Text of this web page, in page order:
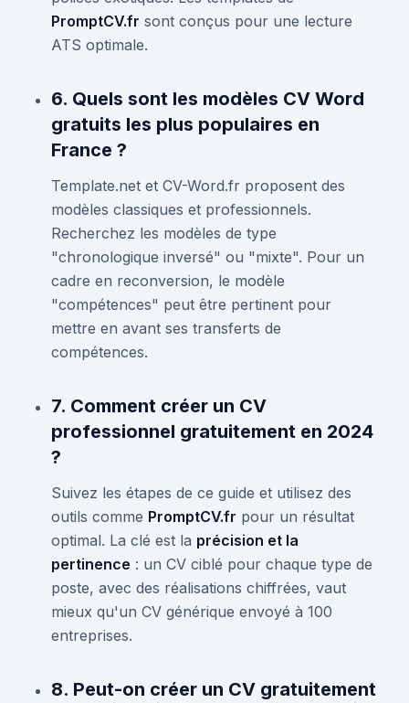
PromptCV.fr sont conçus pour une lecture
ATS optimale.
6. Quels sont les modèles CV Word
gratuits les plus populaires en
France ?
Template.net et CV-Word.fr proposent des
modèles classiques et professionnels.
Recherchez les modèles de type
"chronologique inversé" ou "mixte". Pour un
cadre en reconversion, le modèle
"compétences" peut être pertinent pour
mettre en avant ses transferts de
compétences.
7. Comment créer un CV
professionnel gratuitement en 2024
?
Suivez les étapes de ce guide et utilisez des
outils comme PromptCV.fr pour un résultat
optimal. La clé est la précision et la
pertinence : un CV ciblé pour chaque type de
poste, avec des réalisations chiffrées, vaut
mieux qu'un CV générique envoyé à 100
entreprises.
8. Peut-on créer un CV gratuitement